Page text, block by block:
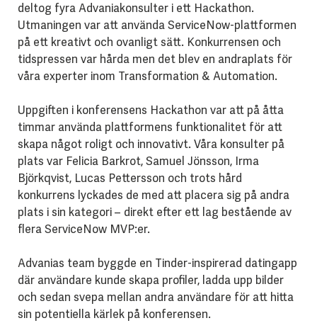
deltog fyra Advaniakonsulter i ett Hackathon.
Utmaningen var att använda ServiceNow-plattformen
på ett kreativt och ovanligt sätt. Konkurrensen och
tidspressen var hårda men det blev en andraplats för
våra experter inom Transformation & Automation.
Uppgiften i konferensens Hackathon var att på åtta
timmar använda plattformens funktionalitet för att
skapa något roligt och innovativt. Våra konsulter på
plats var Felicia Barkrot, Samuel Jönsson, Irma
Björkqvist, Lucas Pettersson och trots hård
konkurrens lyckades de med att placera sig på andra
plats i sin kategori – direkt efter ett lag bestående av
flera ServiceNow MVP:er.
Advanias team byggde en Tinder-inspirerad datingapp
där användare kunde skapa profiler, ladda upp bilder
och sedan svepa mellan andra användare för att hitta
sin potentiella kärlek på konferensen.